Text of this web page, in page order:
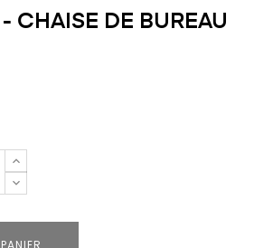
- CHAISE DE BUREAU